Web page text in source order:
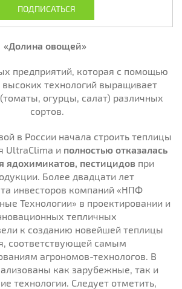
«Долина овощей»
предприятий, которая с помощью
технологий выращивает
огурцы, салат) различных
сортов.
в России начала строить теплицы
UltraClima и полностью отказалась
ядохимикатов, пестицидов при
Более двадцати лет
инвесторов компаний «НПФ
Технологии» в проектировании и
тепличных
к созданию новейшей теплицы
соответствующей самым
агрономов-технологов. В
как зарубежные, так и
технологии. Следует отметить,